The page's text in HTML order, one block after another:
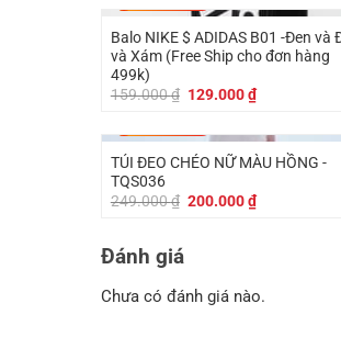
Balo NIKE $ ADIDAS B01 -Đen và Đà
và Xám (Free Ship cho đơn hàng
499k)
159.000₫ Giá
159.000 ₫.
129.000₫Giá
hiện
là:
129.000 ₫.
TÚI ĐEO CHÉO NỮ MÀU HỒNG -
TQS036
249.000₫ Giá
200.000₫Giá
hiện
Đánh giá
Chưa có đánh giá nào.